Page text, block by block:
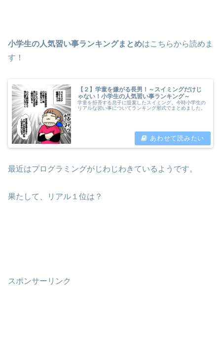
小学生の人気習い事ランキングまとめはこちらから読めま
す！
【２】学童を嫌がる長男！～スイミングだけじ
ゃない！小学生の人気習い事ランキング～
学童を拒否する息子に提案したスイミング。今時小学生の
リアルな習い事についてランキング形式でまとめました。
最近はプログラミングがじわじわきているようです。
果たして、リアル１位は？
スポンサーリンク